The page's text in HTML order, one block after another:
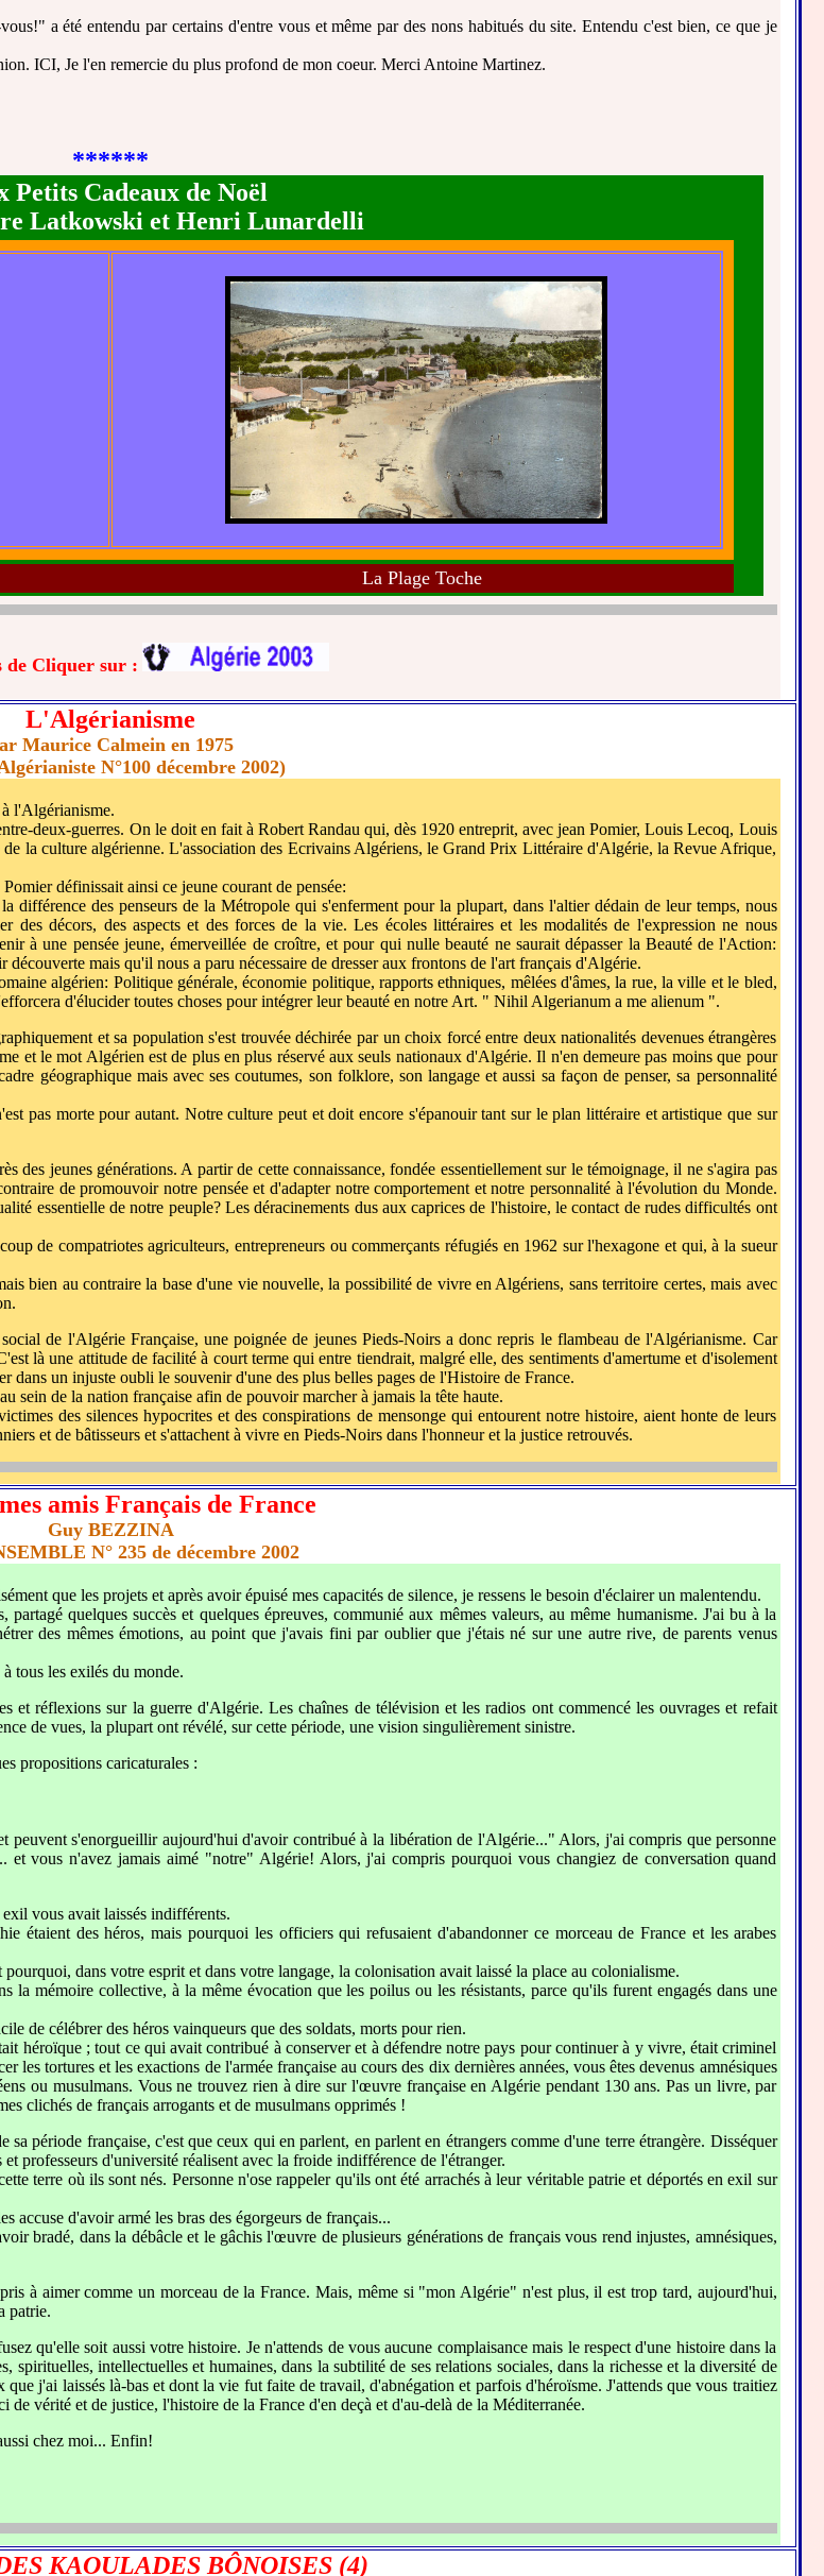
a été entendu par certains d'entre vous et même par des nons habitués du site. Entendu c'est bien, ce que je
ICI, Je l'en remercie du plus profond de mon coeur. Merci Antoine Martinez.
******
Petits Cadeaux de Noël
Latkowski et Henri Lunardelli
La Plage Toche
de Cliquer sur :
L'Algérianisme
Maurice Calmein en 1975
N°100 décembre 2002)
l'Algérianisme.
deux-guerres. On le doit en fait à Robert Randau qui, dès 1920 entreprit, avec jean Pomier, Louis Lecoq, Louis
la culture algérienne. L'association des Ecrivains Algériens, le Grand Prix Littéraire d'Algérie, la Revue Afrique,
définissait ainsi ce jeune courant de pensée:
différence des penseurs de la Métropole qui s'enferment pour la plupart, dans l'altier dédain de leur temps, nous
décors, des aspects et des forces de la vie. Les écoles littéraires et les modalités de l'expression ne nous
à une pensée jeune, émerveillée de croître, et pour qui nulle beauté ne saurait dépasser la Beauté de l'Action:
mais qu'il nous a paru nécessaire de dresser aux frontons de l'art français d'Algérie.
algérien: Politique générale, économie politique, rapports ethniques, mêlées d'âmes, la rue, la ville et le bled,
d'élucider toutes choses pour intégrer leur beauté en notre Art. " Nihil Algerianum a me alienum ".
et sa population s'est trouvée déchirée par un choix forcé entre deux nationalités devenues étrangères
et le mot Algérien est de plus en plus réservé aux seuls nationaux d'Algérie. Il n'en demeure pas moins que pour
géographique mais avec ses coutumes, son folklore, son langage et aussi sa façon de penser, sa personnalité
pas morte pour autant. Notre culture peut et doit encore s'épanouir tant sur le plan littéraire et artistique que sur
des jeunes générations. A partir de cette connaissance, fondée essentiellement sur le témoignage, il ne s'agira pas
de promouvoir notre pensée et d'adapter notre comportement et notre personnalité à l'évolution du Monde.
essentielle de notre peuple? Les déracinements dus aux caprices de l'histoire, le contact de rudes difficultés ont
de compatriotes agriculteurs, entrepreneurs ou commerçants réfugiés en 1962 sur l'hexagone et qui, à la sueur
bien au contraire la base d'une vie nouvelle, la possibilité de vivre en Algériens, sans territoire certes, mais avec
de l'Algérie Française, une poignée de jeunes Pieds-Noirs a donc repris le flambeau de l'Algérianisme. Car
là une attitude de facilité à court terme qui entre tiendrait, malgré elle, des sentiments d'amertume et d'isolement
dans un injuste oubli le souvenir d'une des plus belles pages de l'Histoire de France.
sein de la nation française afin de pouvoir marcher à jamais la tête haute.
des silences hypocrites et des conspirations de mensonge qui entourent notre histoire, aient honte de leurs
et de bâtisseurs et s'attachent à vivre en Pieds-Noirs dans l'honneur et la justice retrouvés.
amis Français de France
Guy BEZZINA
N° 235 de décembre 2002
que les projets et après avoir épuisé mes capacités de silence, je ressens le besoin d'éclairer un malentendu.
quelques succès et quelques épreuves, communié aux mêmes valeurs, au même humanisme. J'ai bu à la
des mêmes émotions, au point que j'avais fini par oublier que j'étais né sur une autre rive, de parents venus
tous les exilés du monde.
et réflexions sur la guerre d'Algérie. Les chaînes de télévision et les radios ont commencé les ouvrages et refait
de vues, la plupart ont révélé, sur cette période, une vision singulièrement sinistre.
propositions caricaturales :
peuvent s'enorgueillir aujourd'hui d'avoir contribué à la libération de l'Algérie..." Alors, j'ai compris que personne
vous n'avez jamais aimé "notre" Algérie! Alors, j'ai compris pourquoi vous changiez de conversation quand
vous avait laissés indifférents.
étaient des héros, mais pourquoi les officiers qui refusaient d'abandonner ce morceau de France et les arabes
dans votre esprit et dans votre langage, la colonisation avait laissé la place au colonialisme.
la mémoire collective, à la même évocation que les poilus ou les résistants, parce qu'ils furent engagés dans une
de célébrer des héros vainqueurs que des soldats, morts pour rien.
héroïque ; tout ce qui avait contribué à conserver et à défendre notre pays pour continuer à y vivre, était criminel
tortures et les exactions de l'armée française au cours des dix dernières années, vous êtes devenus amnésiques
ou musulmans. Vous ne trouvez rien à dire sur l'œuvre française en Algérie pendant 130 ans. Pas un livre, par
clichés de français arrogants et de musulmans opprimés !
période française, c'est que ceux qui en parlent, en parlent en étrangers comme d'une terre étrangère. Disséquer
professeurs d'université réalisent avec la froide indifférence de l'étranger.
terre où ils sont nés. Personne n'ose rappeler qu'ils ont été arrachés à leur véritable patrie et déportés en exil sur
accuse d'avoir armé les bras des égorgeurs de français...
bradé, dans la débâcle et le gâchis l'œuvre de plusieurs générations de français vous rend injustes, amnésiques,
à aimer comme un morceau de la France. Mais, même si "mon Algérie" n'est plus, il est trop tard, aujourd'hui,
patrie.
qu'elle soit aussi votre histoire. Je n'attends de vous aucune complaisance mais le respect d'une histoire dans la
spirituelles, intellectuelles et humaines, dans la subtilité de ses relations sociales, dans la richesse et la diversité de
j'ai laissés là-bas et dont la vie fut faite de travail, d'abnégation et parfois d'héroïsme. J'attends que vous traitiez
vérité et de justice, l'histoire de la France d'en deçà et d'au-delà de la Méditerranée.
chez moi... Enfin!
KAOULADES BÔNOISES (4)